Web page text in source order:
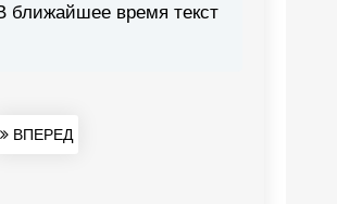
ближайшее время текст
ВПЕРЕД